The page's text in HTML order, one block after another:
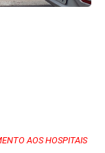
AOS HOSPITAIS